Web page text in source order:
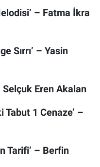
– Fatma İkra
Sırrı’ – Yasin
Selçuk Eren Akalan
Tabut 1 Cenaze’ –
Tarifi’ – Berfin